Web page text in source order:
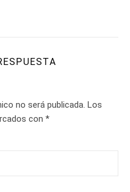
no será publicada. Los
con *